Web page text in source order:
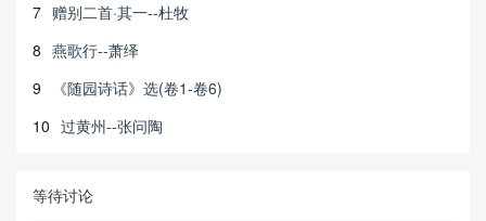
7 赠别二首·其一--杜牧
8 燕歌行--萧绎
9
《随园诗话》选(卷1-卷6)
10 过黄州--张问陶
等待讨论